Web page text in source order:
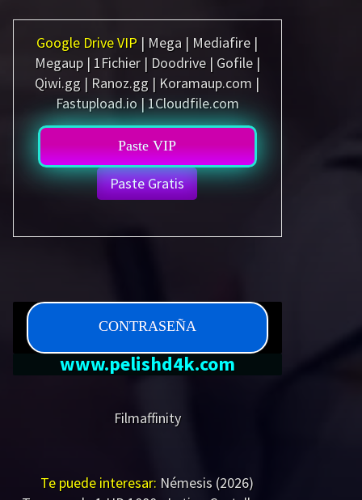
Google Drive VIP | Mega | Mediafire |
Megaup | 1Fichier | Doodrive | Gofile |
Qiwi.gg | Ranoz.gg | Koramaup.com |
Fastupload.io | 1Cloudfile.com
Paste VIP
Paste Gratis
CONTRASEÑA
www.pelishd4k.com
Filmaffinity
Te puede interesar: Némesis (2026)